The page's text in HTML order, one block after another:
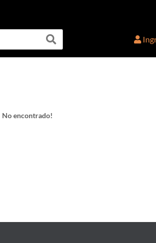
No encontrado!